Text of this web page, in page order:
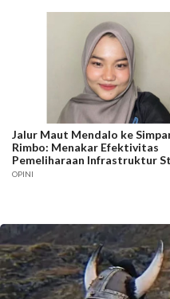
Jalur Maut Mendalo ke
Rimbo: Menakar Efektivitas
Pemeliharaan Infrastruktur
Jambi
OPINI